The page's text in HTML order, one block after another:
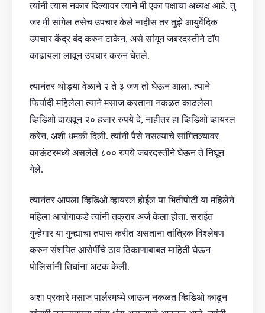
त्यांनी त्यास नकार दिल्यावर त्याने मी एका पक्षाचा अध्यक्ष आहे. तु
जर मी सांगेल तसेच उपचार केले नाहीस तर तुझे आयुर्वेदिक
उपचार केंद्र बंद करुन टाकेन, असे सांगून जबरदस्तीने टॉप
काढायला लावून उपचार करुन घेतले.
त्यानंतर थोड्या वेळाने २ ते ३ जण तो घेऊन आला. त्याने
फिर्यादी महिलेला त्याने मसाज करताना नकळत काढलेला
व्हिडिओ दाखवून २० हजार रुपये दे, नाहीतर हा व्हिडिओ व्हायरल
करेन, अशी धमकी दिली. त्यांनी पैसे नसल्याचे सांगितल्यावर
काऊंटरमध्ये असलेले ८०० रुपये जबरदस्तीने घेऊन ते निघून
गेले.
त्यानंतर आपला व्हिडिओ व्हायरल होईल या भितीपोटी या महिलेने
महिला आयोगाकडे त्यांनी तक्रार अर्ज केला होता. सराईत
गुन्हेगार या गुन्ह्याचा तपास करीत असताना तांत्रिक विश्लेषण
करुन संशयित आरोपींचे ठाव ठिकाणाबाबत माहिती घेऊन
पोलिसांनी तिघांना अटक केली.
अशा प्रकारे मसाज पार्लरमध्ये जाऊन नकळत व्हिडिओ काढून